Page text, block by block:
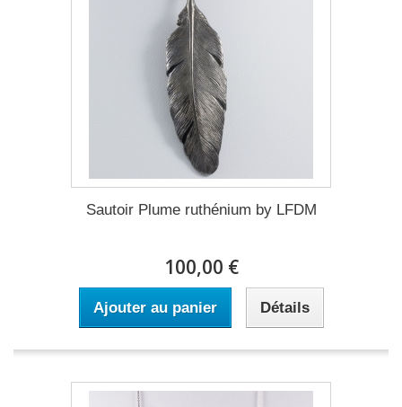
Sautoir Plume ruthénium by LFDM
100,00 €
Ajouter au panier Détails